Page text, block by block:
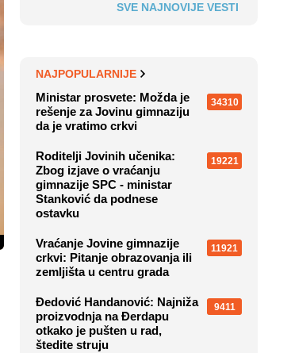
SVE NAJNOVIJE VESTI
NAJPOPULARNIJE
Ministar prosvete: Možda je
rešenje za Jovinu gimnaziju
da je vratimo crkvi
34310
Roditelji Jovinih učenika:
Zbog izjave o vraćanju
gimnazije SPC - ministar
Stanković da podnese
ostavku
19221
Vraćanje Jovine gimnazije
crkvi: Pitanje obrazovanja ili
zemljišta u centru grada
11921
Đedović Handanović: Najniža
proizvodnja na Đerdapu
otkako je pušten u rad,
štedite struju
9411